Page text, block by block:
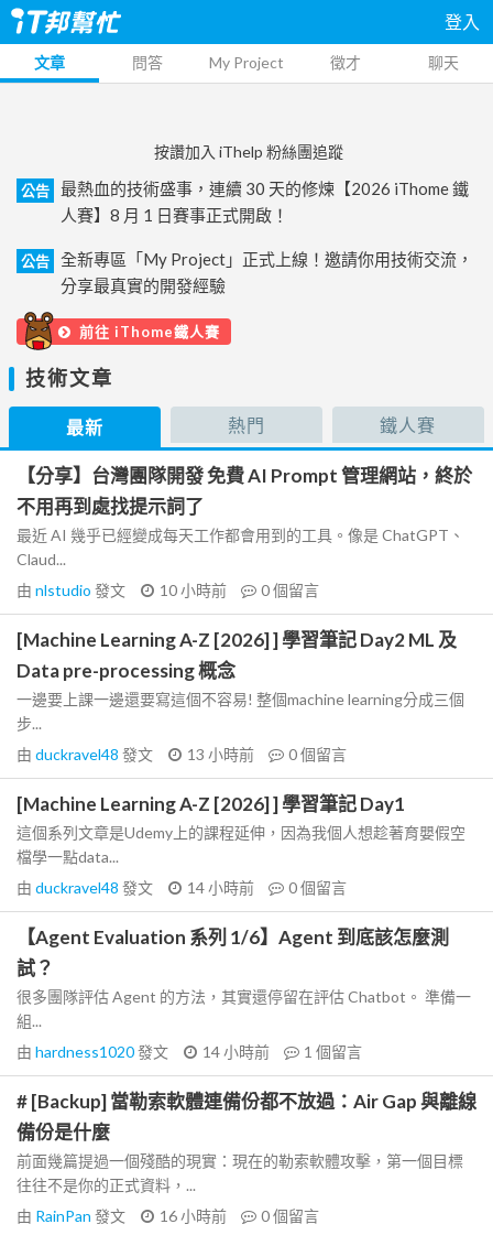
登入
文章 問答 My Project 徵才 聊天
按讚加入 iThelp 粉絲團追蹤
公告
最熱血的技術盛事，連續 30 天的修煉【2026 iThome 鐵
人賽】8 月 1 日賽事正式開啟！
公告
全新專區「My Project」正式上線！邀請你用技術交流，
分享最真實的開發經驗
前往 iThome鐵人賽
技術文章
最新 熱門 鐵人賽
【分享】台灣團隊開發 免費 AI Prompt 管理網站，終於
不用再到處找提示詞了
最近 AI 幾乎已經變成每天工作都會用到的工具。像是 ChatGPT、
Claud...
由 nlstudio 發文 10 小時前 0個留言
[Machine Learning A-Z [2026] ] 學習筆記 Day2 ML 及
Data pre-processing 概念
一邊要上課一邊還要寫這個不容易! 整個machine learning分成三個
步...
由 duckravel48 發文 13 小時前 0個留言
[Machine Learning A-Z [2026] ] 學習筆記 Day1
這個系列文章是Udemy上的課程延伸，因為我個人想趁著育嬰假空
檔學一點data...
由 duckravel48 發文 14 小時前 0個留言
【Agent Evaluation 系列 1/6】Agent 到底該怎麼測
試？
很多團隊評估 Agent 的方法，其實還停留在評估 Chatbot。 準備一
組...
由 hardness1020發文 14 小時前 1 個留言
# [Backup] 當勒索軟體連備份都不放過：Air Gap 與離線
備份是什麼
前面幾篇提過一個殘酷的現實：現在的勒索軟體攻擊，第一個目標
往往不是你的正式資料，...
由 RainPan 發文 16 小時前 0個留言